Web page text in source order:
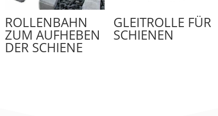
ROLLENBAHN
ZUM AUFHEBEN
DER SCHIENE
GLEITROLLE FÜR
SCHIENEN